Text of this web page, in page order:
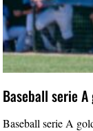
Baseball serie
Baseball serie A